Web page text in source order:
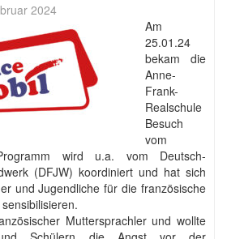
2024
Am
25.01.24
bekam die
Anne-
Frank-
Realschule
Besuch
vom
wird u.a. vom Deutsch-
(DFJW) koordiniert und hat sich
und Jugendliche für die französische
Muttersprachler und wollte